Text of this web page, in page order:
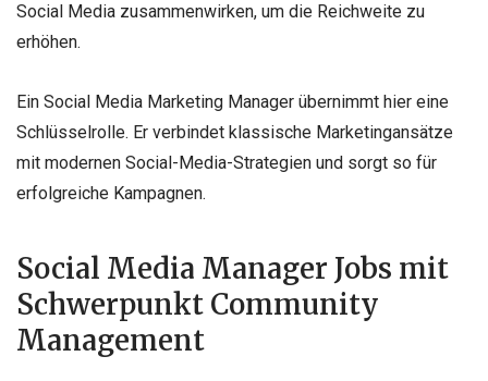
Social Media zusammenwirken, um die Reichweite zu
erhöhen.
Ein Social Media Marketing Manager übernimmt hier eine
Schlüsselrolle. Er verbindet klassische Marketingansätze
mit modernen Social-Media-Strategien und sorgt so für
erfolgreiche Kampagnen.
Social Media Manager Jobs mit
Schwerpunkt Community
Management